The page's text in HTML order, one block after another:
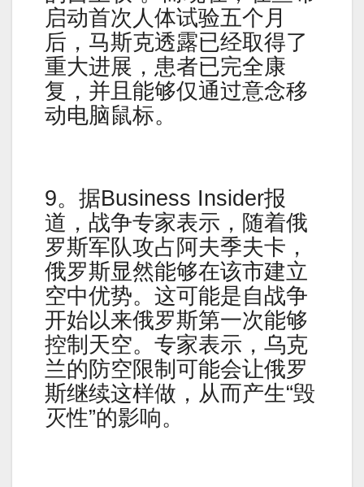
启动首次人体试验五个月
后，马斯克透露已经取得了
重大进展，患者已完全康
复，并且能够仅通过意念移
动电脑鼠标。
9。据Business Insider报
道，战争专家表示，随着俄
罗斯军队攻占阿夫季夫卡，
俄罗斯显然能够在该市建立
空中优势。这可能是自战争
开始以来俄罗斯第一次能够
控制天空。专家表示，乌克
兰的防空限制可能会让俄罗
斯继续这样做，从而产生“毁
灭性”的影响。